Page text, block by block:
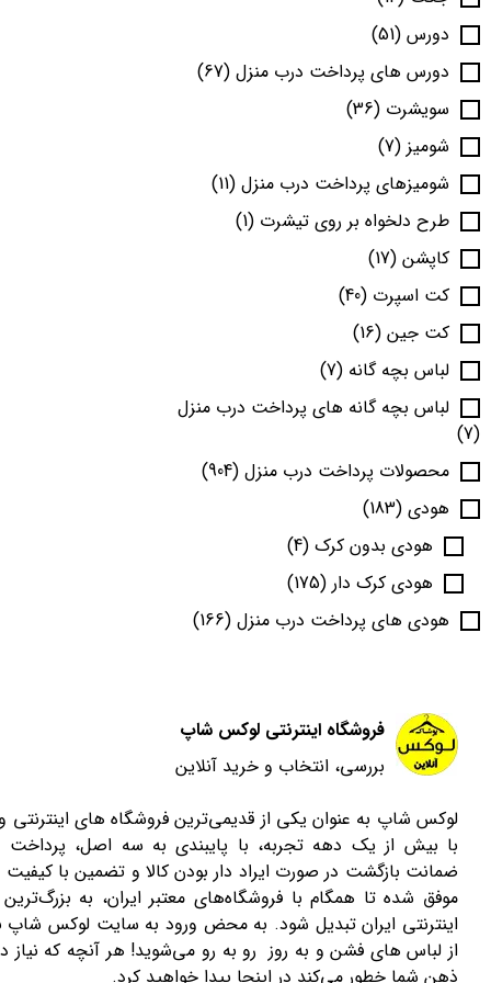
دورس (51)
دورس های پرداخت درب منزل (67)
سویشرت (36)
شومیز (7)
شومیزهای پرداخت درب منزل (11)
طرح دلخواه بر روی تیشرت (1)
کاپشن (17)
کت اسپرت (40)
کت جین (16)
لباس بچه گانه (7)
لباس بچه گانه های پرداخت درب منزل
(7)
محصولات پرداخت درب منزل (904)
هودی (183)
هودی بدون کرک (4)
هودی کرک دار (175)
هودی های پرداخت درب منزل (166)
فروشگاه اینترنتی لوکس شاپ
بررسی، انتخاب و خرید آنلاین
لوکس شاپ به عنوان یکی از قدیمی‌ترین فروشگاه های
با بیش از یک دهه تجربه، با پایبندی به سه اصل،
ضمانت بازگشت در صورت ایراد دار بودن کالا و تضمین با کیفیت
موفق شده تا همگام با فروشگاه‌های معتبر ایران، به
اینترنتی ایران تبدیل شود. به محض ورود به سایت لوکس شاپ
از لباس های فشن و به روز رو به رو می‌شوید! هر آنچه که نیاز
ذهن شما خطور می‌کند در اینجا پیدا خواهید کرد.